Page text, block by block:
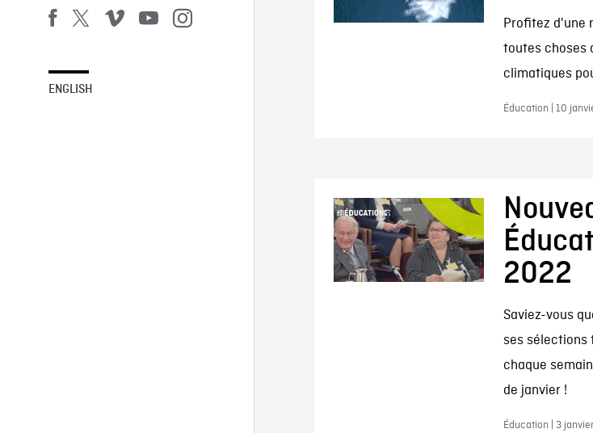
ENGLISH
Profitez d'une
toutes choses
climatiques
Éducation | 10
2022
Saviez-vous
ses sélections
chaque
de janvier !
Éducation | 3